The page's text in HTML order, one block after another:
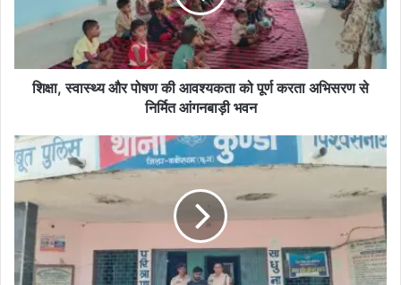
को
करता
अभिसरण
आंगनबाड़ी
भवन
शिक्षा, स्वास्थ्य और पोषण की आवश्यकता को पूर्ण करता अभिसरण से
निर्मित आंगनबाड़ी भवन
थाना
कुण्डा
पुलिस
का
अवैध
शराब
कारोबार
पर